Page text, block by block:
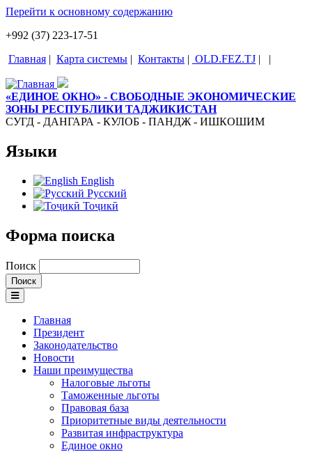
Перейти к основному содержанию
+992 (37) 223-17-51
Главная | Карта системы | Контакты | OLD.FEZ.TJ | |
«ЕДИНОЕ ОКНО» - СВОБОДНЫЕ ЭКОНОМИЧЕСКИЕ
ЗОНЫ РЕСПУБЛИКИ ТАДЖИКИСТАН
СУГД - ДАНГАРА - КУЛОБ - ПАНДЖ - ИШКОШИМ
Языки
English
Русский
Тоҷикӣ
Форма поиска
Поиск
Главная
Президент
Законодательство
Новости
Наши преимущества
Налоговые льготы
Таможенные льготы
Правовая база
Приоритетные виды деятельности
Развитая инфраструктура
Единое окно